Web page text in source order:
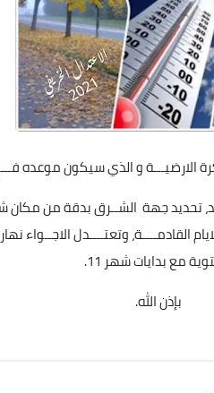
و الذي سيكون موعده فـــي تمام
تحديد جهة الشــرق بدقة من
القادمــــة، وتعتــــدل الاجــواء
مع بدايات شهر 11.
بإذن الله.